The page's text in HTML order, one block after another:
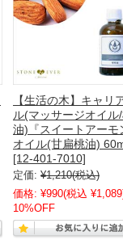
【生活の木】キャリ
ル(マッサージオイル
油)『スイートアーモ
オイル(甘扁桃油)
[12-401-7010]
定価: ¥1,210(税込)
価格: ¥990(税込
10%OFF